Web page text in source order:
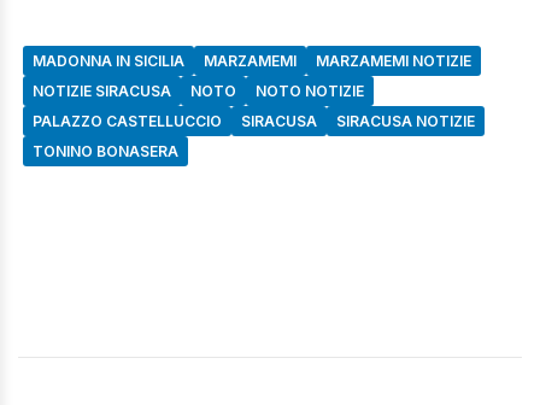
MADONNA IN SICILIA MARZAMEMI
MARZAMEMI NOTIZIE
NOTIZIE SIRACUSA
NOTO
NOTO NOTIZIE
PALAZZO CASTELLUCCIO
SIRACUSA
SIRACUSA NOTIZIE
TONINO BONASERA